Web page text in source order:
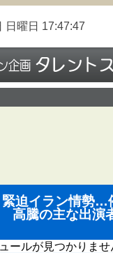
日曜日 17:47:47
迫イラン情勢…
高騰の主な出演
ールが見つかりませ